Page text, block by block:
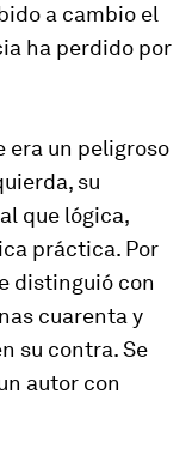
a cambio el
ha perdido por
era un peligroso
su
que lógica,
práctica. Por
distinguió con
cuarenta y
su contra. Se
autor con